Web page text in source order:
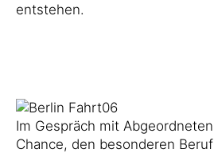
entstehen.
Im Gespräch mit
Chance, den besonderen